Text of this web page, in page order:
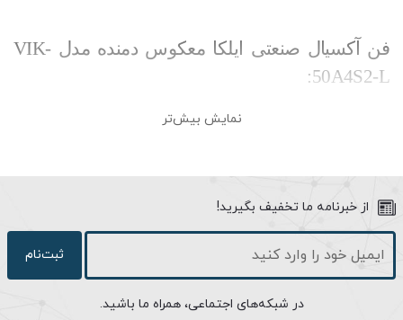
فن آکسیال صنعتی ایلکا معکوس دمنده مدل VIK-
50A4S2-L:
فن های محوری (آکسیال) دارای تیغه های هستند که به دور یک محور
محور می کشند و آن را در جهت مخالف خارج می کنند. یک پنکه سقفی
را فرض کنید. در سقف یک نقطه ثابت وجود دارد (محل اتصال با سقف)
موازات محور پایین آورده و مستقیماً به سمت پایین زمین منتقل می
کند. فن های آکسیال برای کار کردن به مصرف برق زیادی نیاز ندارند.
فن های آکسیال توانایی حرکت جریان های بالا را دارا می باشند.
نمایش بیش‌تر
از خبرنامه ما تخفیف بگیرید!
ثبت‌نام
در شبکه‌های اجتماعی، همراه ما باشید.